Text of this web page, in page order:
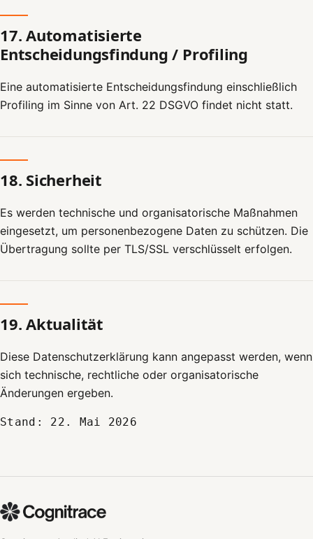
17. Automatisierte
Entscheidungsfindung / Profiling
Eine automatisierte Entscheidungsfindung einschließlich
Profiling im Sinne von Art. 22 DSGVO findet nicht statt.
18. Sicherheit
Es werden technische und organisatorische Maßnahmen
eingesetzt, um personenbezogene Daten zu schützen. Die
Übertragung sollte per TLS/SSL verschlüsselt erfolgen.
19. Aktualität
Diese Datenschutzerklärung kann angepasst werden, wenn
sich technische, rechtliche oder organisatorische
Änderungen ergeben.
Stand: 22. Mai 2026